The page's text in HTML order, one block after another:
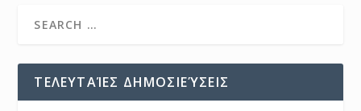
ΤΕΛΕΥΤΑΊΕΣ ΔΗΜΟΣΙΕΎΣΕΙΣ